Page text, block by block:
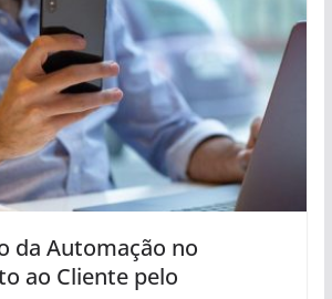
da Automação no
ao Cliente pelo